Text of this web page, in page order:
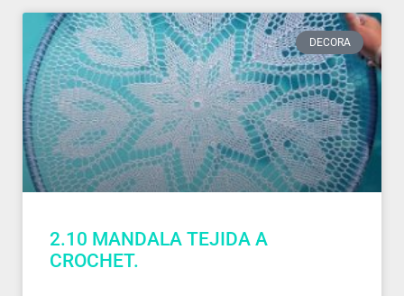
DECORA
2.10 MANDALA TEJIDA A
CROCHET.